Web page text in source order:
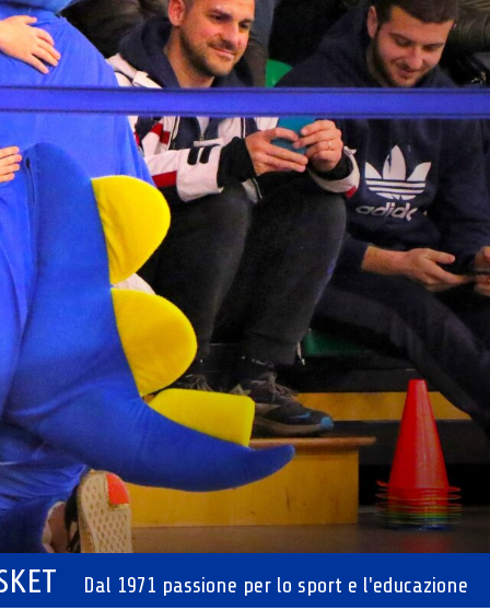
Dal 1971 passione per lo sport e l'educazione